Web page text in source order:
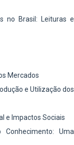
no Brasil: Leituras e
Mercados
e Utilização dos
e Impactos Sociais
Uma